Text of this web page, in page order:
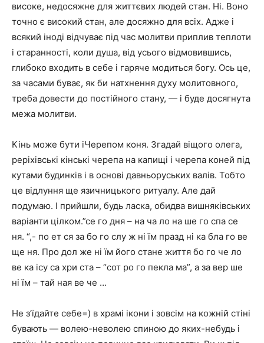
високе, недосяжне для життєвих людей стан. Ні. Воно
точно є високий стан, але досяжно для всіх. Адже і
всякий іноді відчуває під час молитви приплив теплоти
і старанності, коли душа, від усього відмовившись,
глибоко входить в себе і гаряче модиться богу. Ось це,
за часами буває, як би натхнення духу молитовного,
треба довести до постійного стану, — і буде досягнута
межа молитви.
Кінь може бути іЧерепом коня. Згадай віщого олега,
реріхівські кінські черепа на капищі і черепа коней під
кутами будинків і в основі давньоруських валів. Тобто
це відлуння ще язичницького ритуалу. Але дай
подумаю. І прийшли, будь ласка, обидва вишняківських
варіанти цілком.”се го дня – на ча ло на ше го спа се
ня. “,- по ет ся за бо го слу ж ні їм празд ні ка бла го ве
ще ня. Про дол же ні їм його стане життя бо го че ло
ве ка ісу са хри ста – “сот ро го пекла ма”, а за вер ше
ні їм – тай ная ве че …
Не з’їдайте себе=) в храмі ікони і зовсім на кожній стіні
бувають — волею-неволею спиною до яких-небудь і